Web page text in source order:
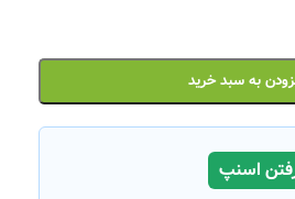
به سبد خرید
اسنپ